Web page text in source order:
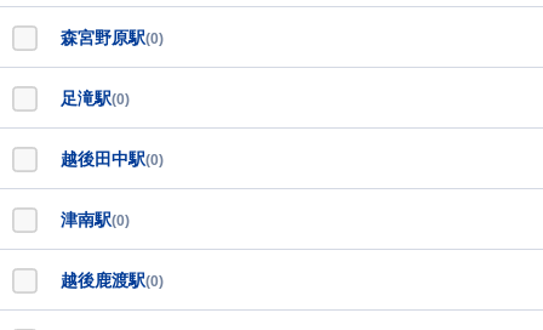
森宮野原駅(0)
足滝駅(0)
越後田中駅(0)
津南駅(0)
越後鹿渡駅(0)